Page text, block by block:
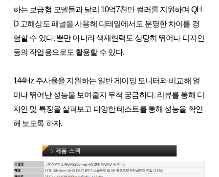
하는 보급형 모델들과 달리 10억7천만 컬러를 지원하며 QH
D 고해상도 패널을 사용해 디테일에서도 분명한 차이를 경
험할 수 있다. 뿐만 아니라 색재현력도 상당히 뛰어나 디자인
등의 작업용으로도 활용할 수 있다.
144Hz 주사율을 지원하는 일반 게이밍 모니터와 비교해 얼
마나 뛰어난 성능을 보여줄지 무척 궁금하다. 리뷰를 통해 디
자인 및 특징을 살펴보고 다양한 테스트를 통해 성능을 확인
해 보도록 하자.